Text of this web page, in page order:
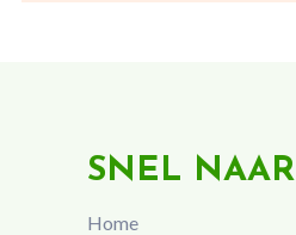
SNEL NAAR
Home